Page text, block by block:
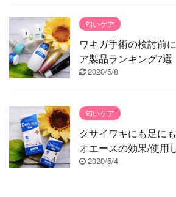
匂いケア
ワキガ手術の検討前
ア製品ランキング7選
2020/5/8
匂いケア
クサイワキにも足に
オエースの効果/使用
2020/5/4